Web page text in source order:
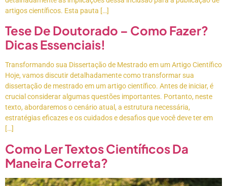
artigos científicos. Esta pauta […]
Tese De Doutorado – Como Fazer?
Dicas Essenciais!
Transformando sua Dissertação de Mestrado em um Artigo Científico
Hoje, vamos discutir detalhadamente como transformar sua
dissertação de mestrado em um artigo científico. Antes de iniciar, é
crucial considerar algumas questões importantes. Portanto, neste
texto, abordaremos o cenário atual, a estrutura necessária,
estratégias eficazes e os cuidados e desafios que você deve ter em
[…]
Como Ler Textos Científicos Da
Maneira Correta?